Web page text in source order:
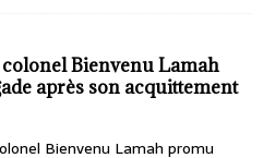
Bienvenu Lamah
après son acquittement
Bienvenu Lamah promu